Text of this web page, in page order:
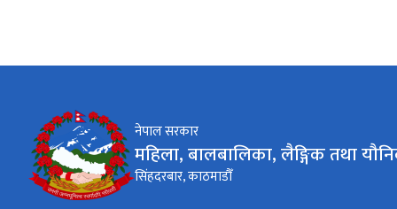
नेपाल सरकार
महिला, बालबालिका, लैङ्गिक तथा
सिंहदरबार, काठमाडौँ